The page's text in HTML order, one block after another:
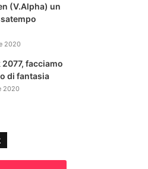
(V.Alpha) un
2020
facciamo
di fantasia
2020